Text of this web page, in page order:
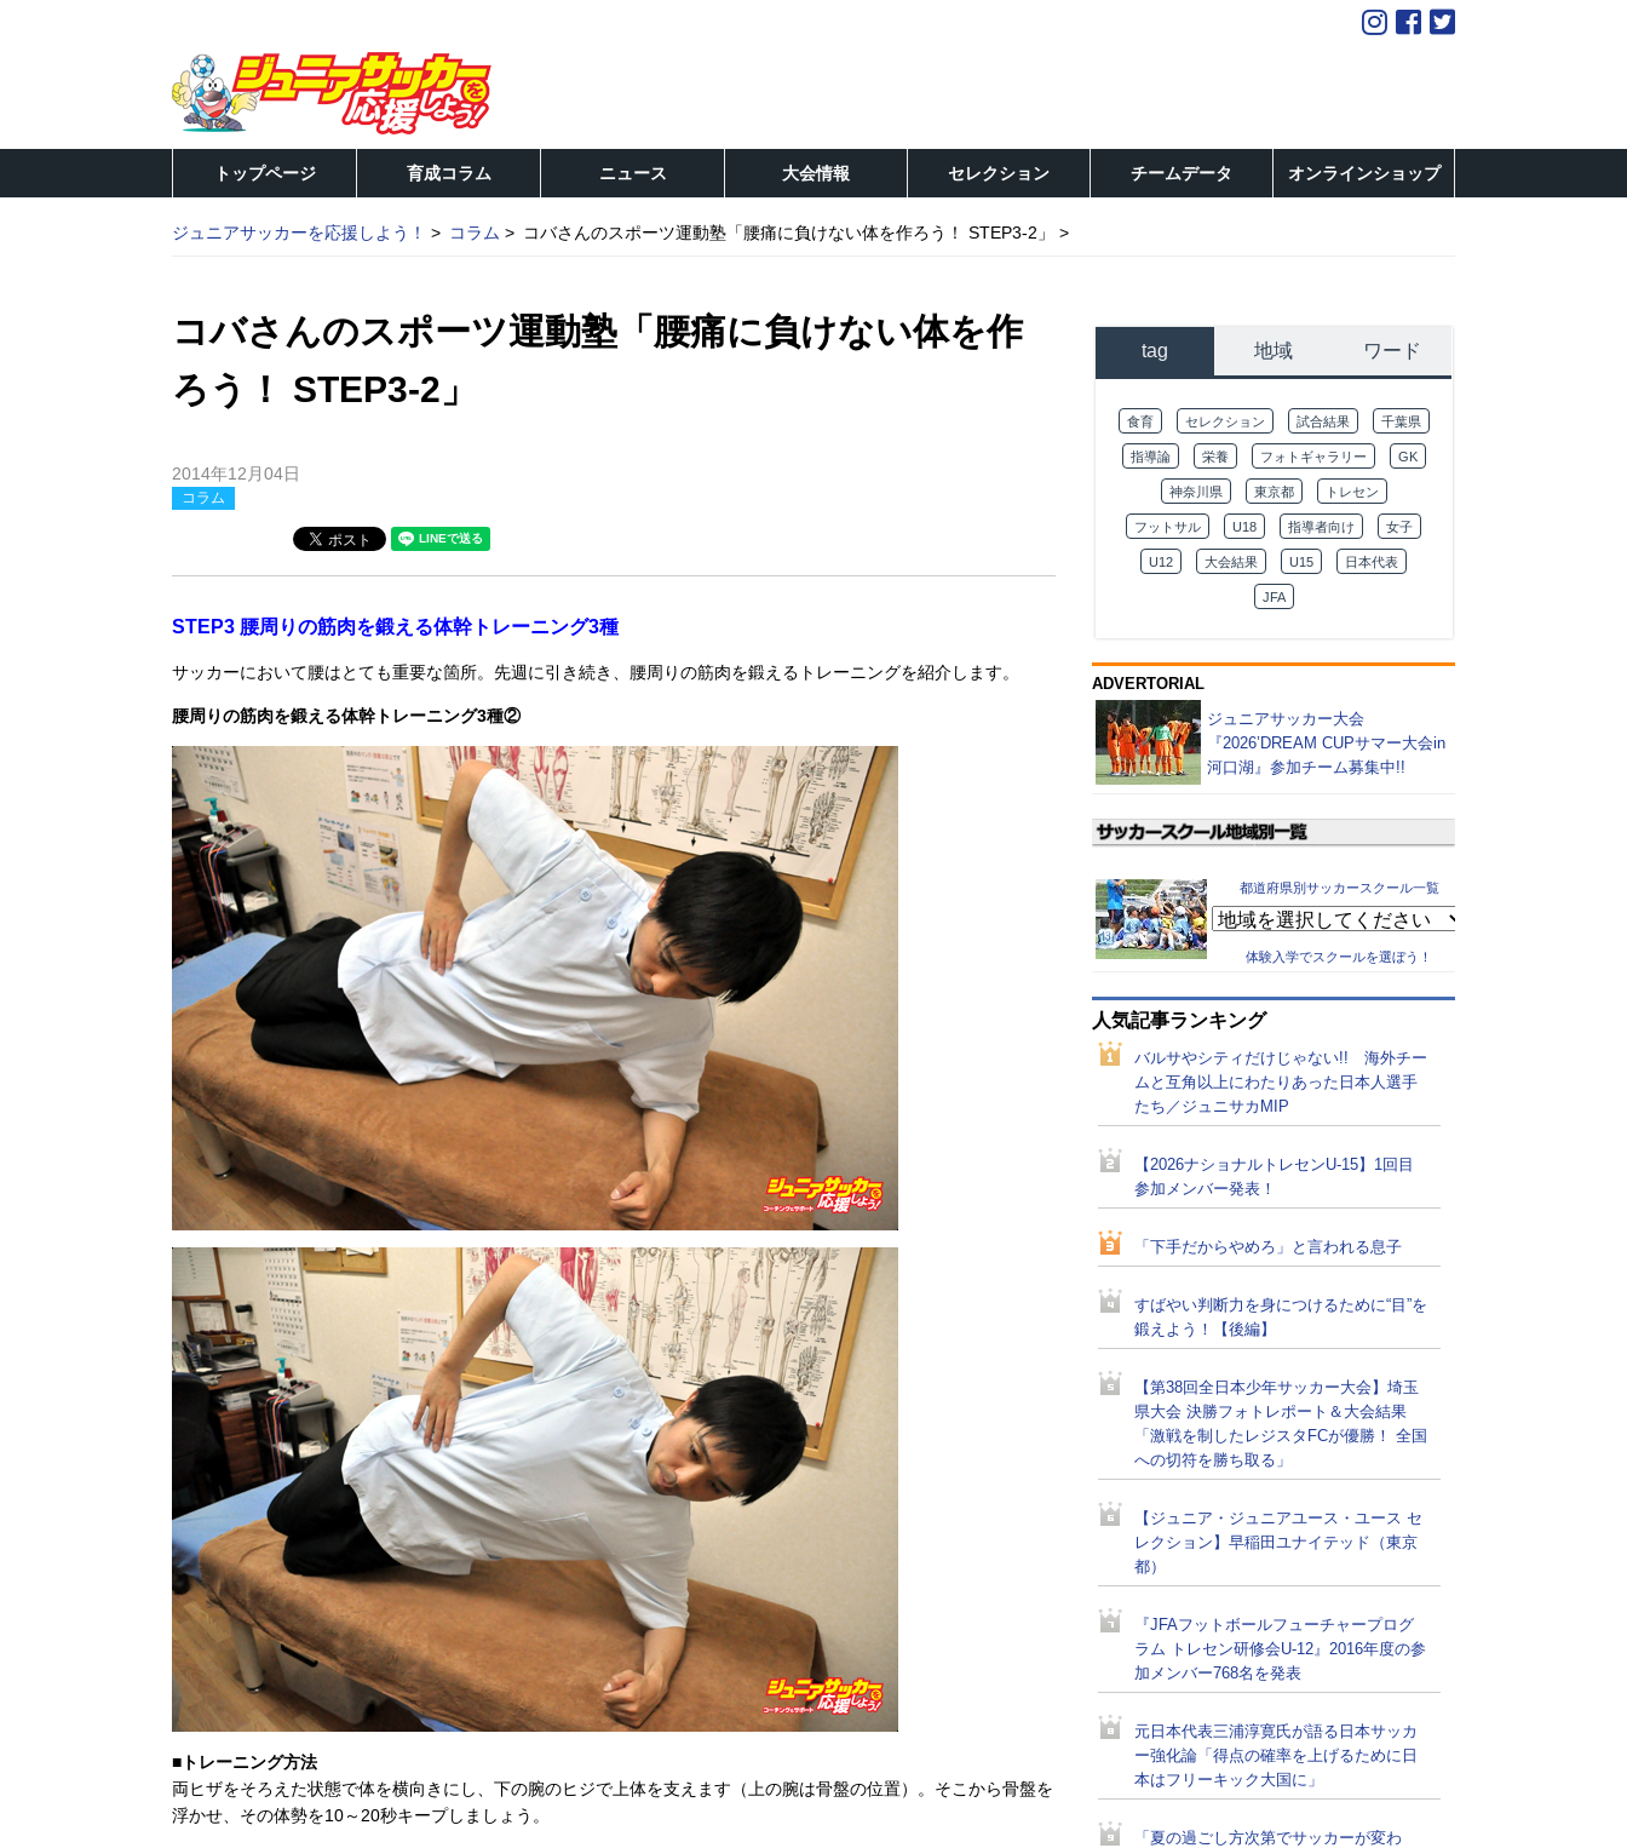
トップページ 育成コラム ニュース 大会情報 セレクション チームデータ オンラインショップ
ジュニアサッカーを応援しよう！ コラム コバさんのスポーツ運動塾「腰痛に負けない体を作ろう！ STEP3-2」
コバさんのスポーツ運動塾「腰痛に負けない体を作
ろう！ STEP3-2」
2014年12月04日
コラム
STEP3 腰周りの筋肉を鍛える体幹トレーニング3種
サッカーにおいて腰はとても重要な箇所。先週に引き続き、腰周りの筋肉を鍛えるトレーニングを紹介します。
腰周りの筋肉を鍛える体幹トレーニング3種②
■トレーニング方法
両ヒザをそろえた状態で体を横向きにし、下の腕のヒジで上体を支えます（上の腕は骨盤の位置）。そこから骨盤を
浮かせ、その体勢を10～20秒キープしましょう。
tag 地域 ワード
食育 セレクション 試合結果 千葉県
指導論 栄養 フォトギャラリー GK
神奈川県 東京都 トレセン
フットサル U18 指導者向け 女子
U12 大会結果 U15 日本代表
JFA
ADVERTORIAL
ジュニアサッカー大会
『2026’DREAM CUPサマー大会in
河口湖』参加チーム募集中!!
都道府県別サッカースクール一覧
体験入学でスクールを選ぼう！
人気記事ランキング
バルサやシティだけじゃない!! 海外チー
ムと互角以上にわたりあった日本人選手
たち／ジュニサカMIP
【2026ナショナルトレセンU-15】1回目
参加メンバー発表！
「下手だからやめろ」と言われる息子
すばやい判断力を身につけるために“目”を
鍛えよう！【後編】
【第38回全日本少年サッカー大会】埼玉
県大会 決勝フォトレポート＆大会結果
「激戦を制したレジスタFCが優勝！ 全国
への切符を勝ち取る」
【ジュニア・ジュニアユース・ユース セ
レクション】早稲田ユナイテッド（東京
都）
『JFAフットボールフューチャープログ
ラム トレセン研修会U-12』2016年度の参
加メンバー768名を発表
元日本代表三浦淳寛氏が語る日本サッカ
ー強化論「得点の確率を上げるために日
本はフリーキック大国に」
「夏の過ごし方次第でサッカーが変わ